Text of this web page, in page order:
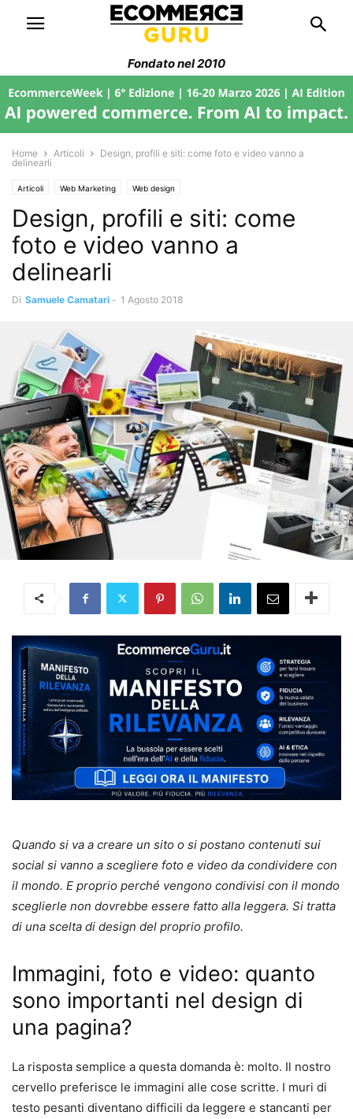
Fondato nel 2010
Home Articoli
Design, profili e siti: come foto e video vanno a
delinearli
Articoli Web Marketing Web design
Design, profili e siti: come
foto e video vanno a
delinearli
Di Samuele Camatari - 1 Agosto 2018
Quando si va a creare un sito o si postano contenuti sui
social si vanno a scegliere foto e video da condividere con
il mondo. E proprio perché vengono condivisi con il mondo
sceglierle non dovrebbe essere fatto alla leggera. Si tratta
di una scelta di design del proprio profilo.
Immagini, foto e video: quanto
sono importanti nel design di
una pagina?
La risposta semplice a questa domanda è: molto. Il nostro
cervello preferisce le immagini alle cose scritte. I muri di
testo pesanti diventano difficili da leggere e stancanti per